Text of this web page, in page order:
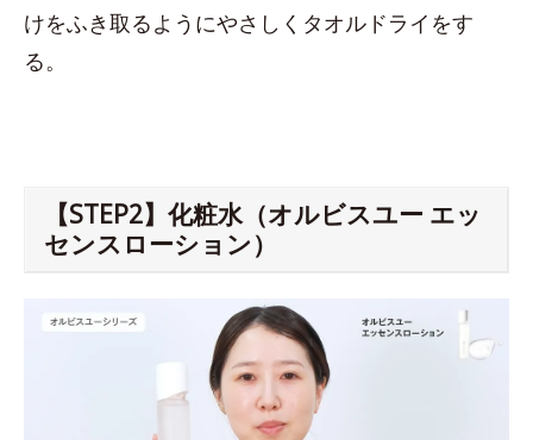
けをふき取るようにやさしくタオルドライをす
る。
【STEP2】化粧水（オルビスユー エッ
センスローション）